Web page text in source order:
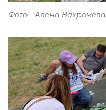
Фото - Алена Вахромева